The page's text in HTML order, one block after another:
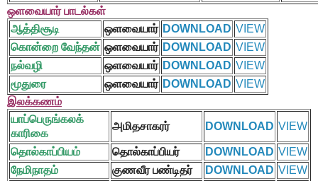
ஒளவையார் பாடல்கள்
ஆத்திசூடி
ஒளவையார் DOWNLOAD VIEW
கொன்றை வேந்தன் ஒளவையார் DOWNLOAD VIEW
நல்வழி
ஒளவையார் DOWNLOAD VIEW
மூதுரை
ஒளவையார் DOWNLOAD VIEW
இலக்கணம்
யாப்பெருங்கலக்
காரிகை
அமிதசாகரர் DOWNLOAD VIEW
தொல்காப்பியம் தொல்காப்பியர் DOWNLOAD VIEW
நேமிநாதம்
குணவீர பண்டிதர் DOWNLOAD VIEW